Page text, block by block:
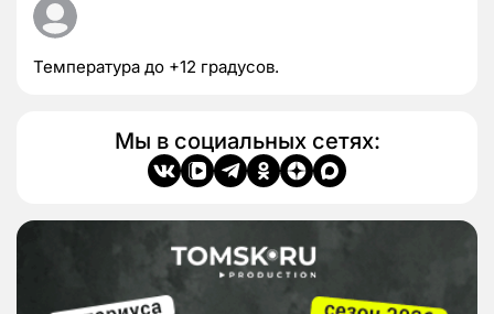
Температура до +12 градусов.
Мы в социальных сетях: